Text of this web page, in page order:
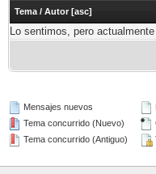
Tema / Autor [asc]
Lo sentimos, pero
Mensajes nuevos
Tema concurrido (Nuevo)
Tema concurrido (Antiguo)